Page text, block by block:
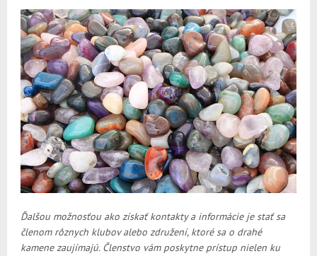
Ďalšou možnosťou ako získať kontakty a informácie je stať sa
členom rôznych klubov alebo združení, ktoré sa o drahé
kamene zaujímajú. Členstvo vám poskytne prístup nielen ku